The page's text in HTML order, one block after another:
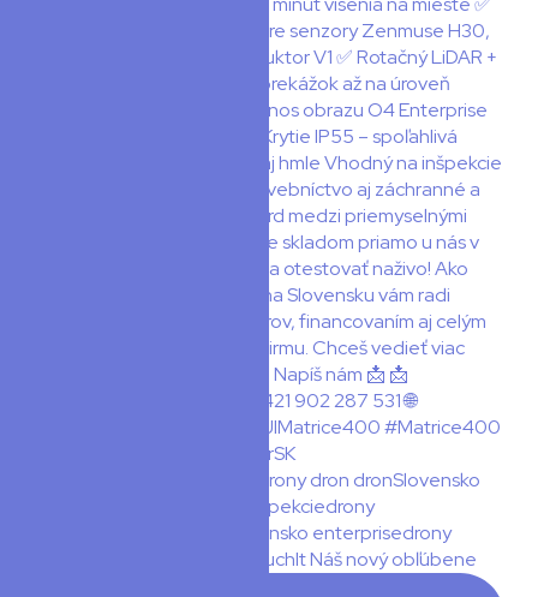
👀 Insta360 Luna Ultra x TouchIt Náš nový obľúbene